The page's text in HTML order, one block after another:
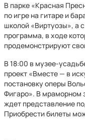
В парке «Красная
по игре на гитаре и
школой «Виртуозы», а
программа, в ходе
продемонстрируют
В 18:00 в музее-
проект «Вместе — в
постановку оперы
Фигаро». В мраморном
ждет представление
Приобрести билеты